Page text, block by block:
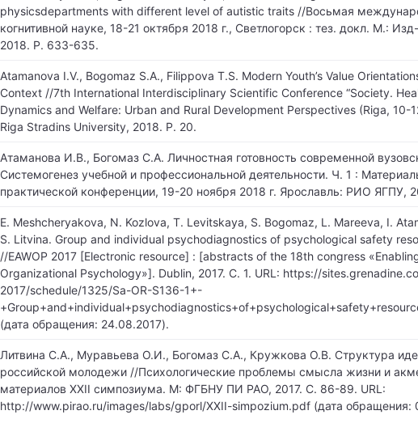
physicsdepartments with different level of autistic traits //Восьмая
когнитивной науке, 18-21 октября 2018 г., Светлогорск : тез. докл. М.:
2018. P. 633-635.
Atamanova I.V., Bogomaz S.A., Filippova T.S. Modern Youth’s Value
Context //7th International Interdisciplinary Scientific Conference “Society.
Dynamics and Welfare: Urban and Rural Development Perspectives (Riga,
Riga Stradins University, 2018. P. 20.
Атаманова И.В., Богомаз С.А. Личностная готовность современной
Системогенез учебной и профессиональной деятельности. Ч. 1 :
практической конференции, 19-20 ноября 2018 г. Ярославль: РИО ЯГПУ,
E. Meshcheryakova, N. Kozlova, T. Levitskaya, S. Bogomaz, L. Mareeva, I.
S. Litvina. Group and individual psychodiagnostics of psychological safety
//EAWOP 2017 [Electronic resource] : [abstracts of the 18th congress
Organizational Psychology»]. Dublin, 2017. С. 1. URL: https://
2017/schedule/1325/Sa-OR-S136-1+-
(дата обращения: 24.08.2017).
Литвина С.А., Муравьева О.И., Богомаз С.А., Кружкова О.В. Структура
российской молодежи //Психологические проблемы смысла жизни и
материалов XXII симпозиума. М: ФГБНУ ПИ РАО, 2017. С. 86-89. URL:
http://www.pirao.ru/images/labs/gporl/XXII-simpozium.pdf (дата обращения: